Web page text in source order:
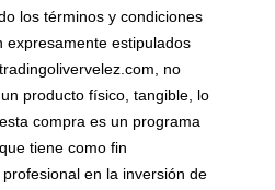
los términos y condiciones
expresamente estipulados
no
producto físico, tangible, lo
compra es un programa
tiene como fin
en la inversión de